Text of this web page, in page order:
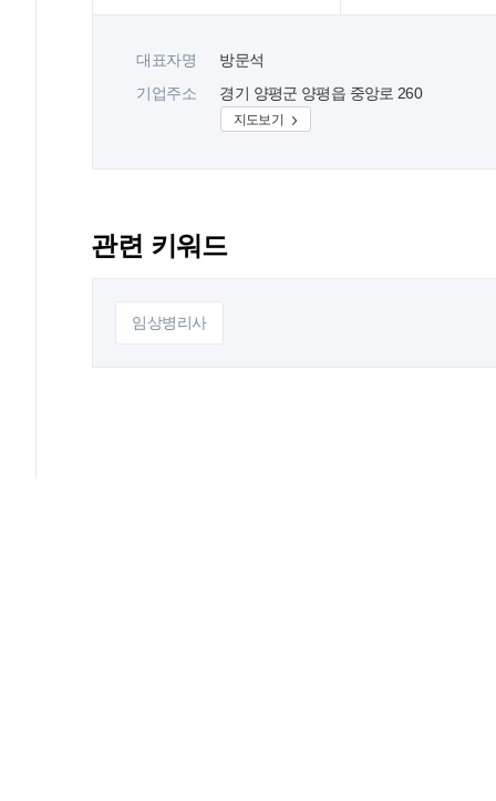
대표자명
방문석
기업주소
경기 양평군 양평읍 중앙로 260
지도보기
관련 키워드
임상병리사